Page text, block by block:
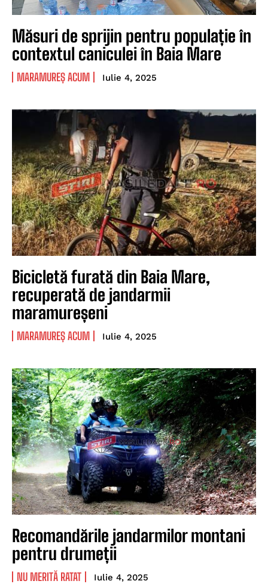
Măsuri de sprijin pentru populație în
contextul caniculei în Baia Mare
MARAMUREȘ ACUM Iulie 4, 2025
Bicicletă furată din Baia Mare,
recuperată de jandarmii
maramureșeni
MARAMUREȘ ACUM Iulie 4, 2025
Recomandările jandarmilor montani
pentru drumeții
NU MERITĂ RATAT Iulie 4, 2025